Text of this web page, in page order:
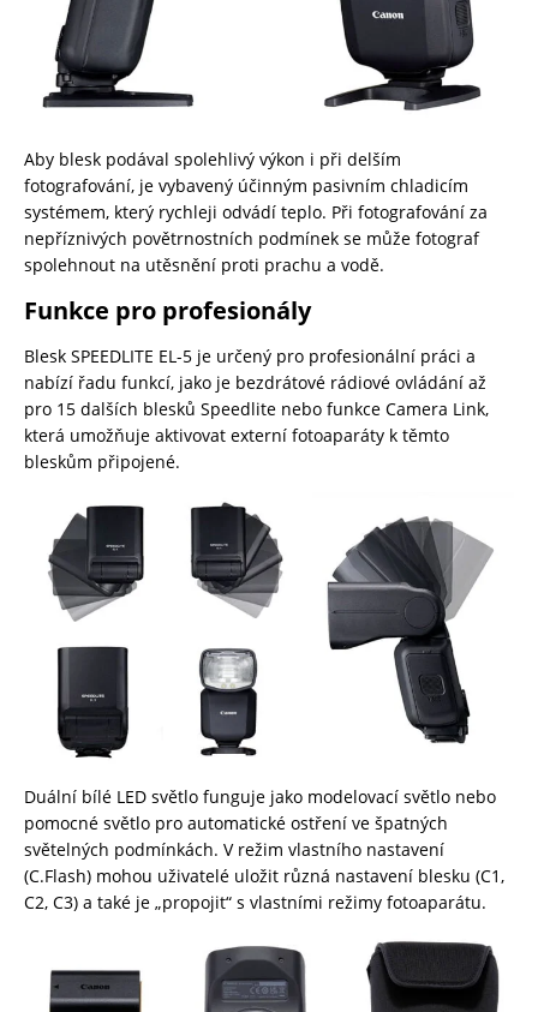
Aby blesk podával spolehlivý výkon i při delším
fotografování, je vybavený účinným pasivním chladicím
systémem, který rychleji odvádí teplo. Při fotografování za
nepříznivých povětrnostních podmínek se může fotograf
spolehnout na utěsnění proti prachu a vodě.
Funkce pro profesionály
Blesk SPEEDLITE EL-5 je určený pro profesionální práci a
nabízí řadu funkcí, jako je bezdrátové rádiové ovládání až
pro 15 dalších blesků Speedlite nebo funkce Camera Link,
která umožňuje aktivovat externí fotoaparáty k těmto
bleskům připojené.
Duální bílé LED světlo funguje jako modelovací světlo nebo
pomocné světlo pro automatické ostření ve špatných
světelných podmínkách. V režim vlastního nastavení
(C.Flash) mohou uživatelé uložit různá nastavení blesku (C1,
C2, C3) a také je „propojit“ s vlastními režimy fotoaparátu.